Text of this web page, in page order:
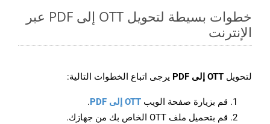
خطوات بسيطة لتحويل OTT إلى PDF عبر
الإنترنت
لتحويل OTT إلى PDF يرجى اتباع الخطوات التالية:
قم بزيارة صفحة الويب OTT إلى PDF
.
قم بتحميل ملف OTT الخاص بك من جهازك.